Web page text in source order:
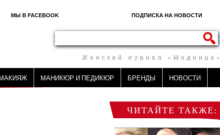
МЫ В FACEBOOK ПОДПИСКА НА НОВОСТИ
Женский журнал «Модница»
МАНИКЮР И ПЕДИКЮР БРЕНДЫ НОВОСТИ
ЧИТАЙТЕ ТАКЖЕ: